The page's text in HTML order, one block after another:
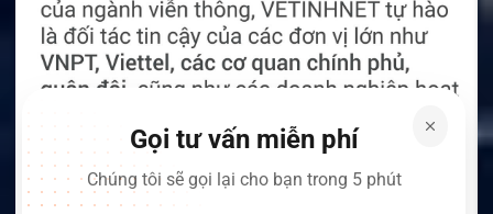
Gọi tư vấn miễn phí
Chúng tôi sẽ gọi lại cho bạn trong 5 phút